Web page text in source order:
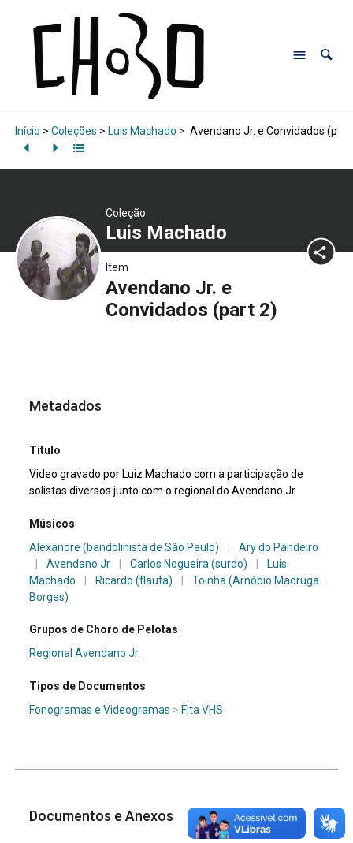
Início > Coleções > Luis Machado > Avendano Jr. e Convidados (part
Coleção
Luis Machado
Item
Avendano Jr. e
Convidados (part 2)
Metadados
Titulo
Video gravado por Luiz Machado com a participação de
solistas diversos junto com o regional do Avendano Jr.
Músicos
Alexandre (bandolinista de São Paulo)
Ary do Pandeiro
Avendano Jr Carlos Nogueira (surdo)
Luis
Machado
Ricardo (flauta)
Toinha (Arnóbio Madruga
Borges)
Grupos de Choro de Pelotas
Regional Avendano Jr.
Tipos de Documentos
Fonogramas e Videogramas >Fita VHS
Documentos e Anexos